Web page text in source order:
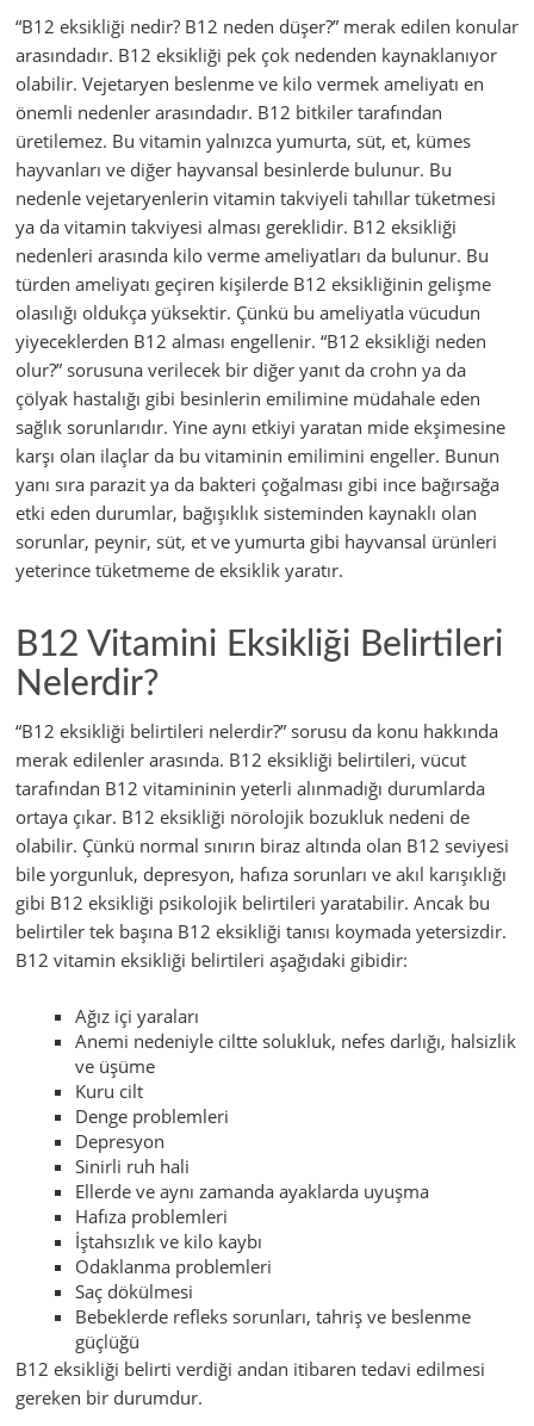
“B12 eksikliği nedir? B12 neden düşer?” merak edilen konular
arasındadır. B12 eksikliği pek çok nedenden kaynaklanıyor
olabilir. Vejetaryen beslenme ve kilo vermek ameliyatı en
önemli nedenler arasındadır. B12 bitkiler tarafından
üretilemez. Bu vitamin yalnızca yumurta, süt, et, kümes
hayvanları ve diğer hayvansal besinlerde bulunur. Bu
nedenle vejetaryenlerin vitamin takviyeli tahıllar tüketmesi
ya da vitamin takviyesi alması gereklidir. B12 eksikliği
nedenleri arasında kilo verme ameliyatları da bulunur. Bu
türden ameliyatı geçiren kişilerde B12 eksikliğinin gelişme
olasılığı oldukça yüksektir. Çünkü bu ameliyatla vücudun
yiyeceklerden B12 alması engellenir. “B12 eksikliği neden
olur?” sorusuna verilecek bir diğer yanıt da crohn ya da
çölyak hastalığı gibi besinlerin emilimine müdahale eden
sağlık sorunlarıdır. Yine aynı etkiyi yaratan mide ekşimesine
karşı olan ilaçlar da bu vitaminin emilimini engeller. Bunun
yanı sıra parazit ya da bakteri çoğalması gibi ince bağırsağa
etki eden durumlar, bağışıklık sisteminden kaynaklı olan
sorunlar, peynir, süt, et ve yumurta gibi hayvansal ürünleri
yeterince tüketmeme de eksiklik yaratır.
B12 Vitamini Eksikliği Belirtileri
Nelerdir?
“B12 eksikliği belirtileri nelerdir?” sorusu da konu hakkında
merak edilenler arasında. B12 eksikliği belirtileri, vücut
tarafından B12 vitamininin yeterli alınmadığı durumlarda
ortaya çıkar. B12 eksikliği nörolojik bozukluk nedeni de
olabilir. Çünkü normal sınırın biraz altında olan B12 seviyesi
bile yorgunluk, depresyon, hafıza sorunları ve akıl karışıklığı
gibi B12 eksikliği psikolojik belirtileri yaratabilir. Ancak bu
belirtiler tek başına B12 eksikliği tanısı koymada yetersizdir.
B12 vitamin eksikliği belirtileri aşağıdaki gibidir:
Ağız içi yaraları
Anemi nedeniyle ciltte solukluk, nefes darlığı, halsizlik
ve üşüme
Kuru cilt
Denge problemleri
Depresyon
Sinirli ruh hali
Ellerde ve aynı zamanda ayaklarda uyuşma
Hafıza problemleri
İştahsızlık ve kilo kaybı
Odaklanma problemleri
Saç dökülmesi
Bebeklerde refleks sorunları, tahriş ve beslenme
güçlüğü
B12 eksikliği belirti verdiği andan itibaren tedavi edilmesi
gereken bir durumdur.